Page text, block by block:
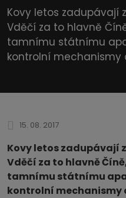
Kovy letos zadupávají
Vděčí za to hlavně
tamnímu státnímu
kontrolní mechanismy
15. 08. 2017
Kovy letos zadupávají
Vděčí za to hlavně
tamnímu státnímu
kontrolní